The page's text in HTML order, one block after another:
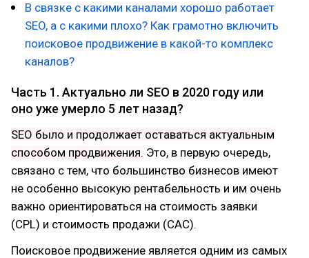
В связке с какими каналами хорошо работает
SEO, а с какими плохо? Как грамотно включить
поисковое продвижение в какой-то комплекс
каналов?
Часть 1. Актуально ли SEO в 2020 году или
оно уже умерло 5 лет назад?
SEO было и продолжает оставаться актуальным
способом продвижения. Это, в первую очередь,
связано с тем, что большинство бизнесов имеют
не особенно высокую рентабельность и им очень
важно ориентироваться на стоимость заявки
(CPL) и стоимость продажи (CAC).
Поисковое продвижение является одним из самых